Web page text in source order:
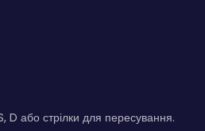
D або стрілки для пересування.